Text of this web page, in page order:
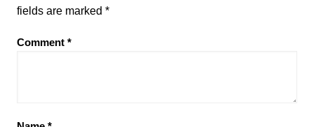
fields are marked *
Comment *